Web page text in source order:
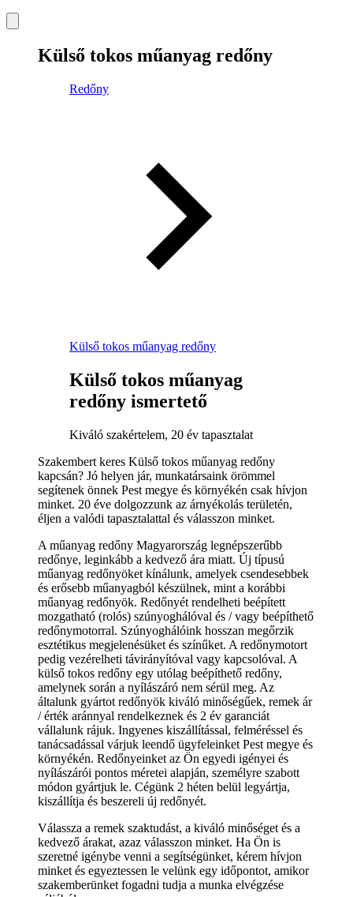
Külső tokos műanyag redőny
Redőny
Külső tokos műanyag redőny
Külső tokos műanyag
redőny ismertető
Kiváló szakértelem, 20 év tapasztalat
Szakembert keres Külső tokos műanyag redőny
kapcsán? Jó helyen jár, munkatársaink örömmel
segítenek önnek Pest megye és környékén csak hívjon
minket. 20 éve dolgozzunk az árnyékolás területén,
éljen a valódi tapasztalattal és válasszon minket.
A műanyag redőny Magyarország legnépszerűbb
redőnye, leginkább a kedvező ára miatt. Új típusú
műanyag redőnyöket kínálunk, amelyek csendesebbek
és erősebb műanyagból készülnek, mint a korábbi
műanyag redőnyök. Redőnyét rendelheti beépített
mozgatható (rolós) szúnyoghálóval és / vagy beépíthető
redőnymotorral. Szúnyoghálóink hosszan megőrzik
esztétikus megjelenésüket és színűket. A redőnymotort
pedig vezérelheti távirányítóval vagy kapcsolóval. A
külső tokos redőny egy utólag beépíthető redőny,
amelynek során a nyílászáró nem sérül meg. Az
általunk gyártot redőnyök kiváló minőségűek, remek ár
/ érték aránnyal rendelkeznek és 2 év garanciát
vállalunk rájuk. Ingyenes kiszállítással, felméréssel és
tanácsadással várjuk leendő ügyfeleinket Pest megye és
környékén. Redőnyeinket az Ön egyedi igényei és
nyílászárói pontos méretei alapján, személyre szabott
módon gyártjuk le. Cégünk 2 héten belül legyártja,
kiszállítja és beszereli új redőnyét.
Válassza a remek szaktudást, a kiváló minőséget és a
kedvező árakat, azaz válasszon minket. Ha Ön is
szeretné igénybe venni a segítségünket, kérem hívjon
minket és egyeztessen le velünk egy időpontot, amikor
szakemberünket fogadni tudja a munka elvégzése